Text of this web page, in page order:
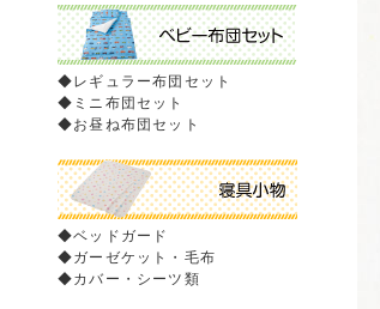
◆レギュラー布団セット
◆ ミニ布団セット
◆お昼ね布団セット
◆ベッドガード
◆ガーゼケット・毛布
◆カバー・シーツ類